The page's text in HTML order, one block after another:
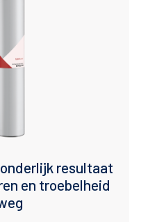
resultaat
en troebelheid